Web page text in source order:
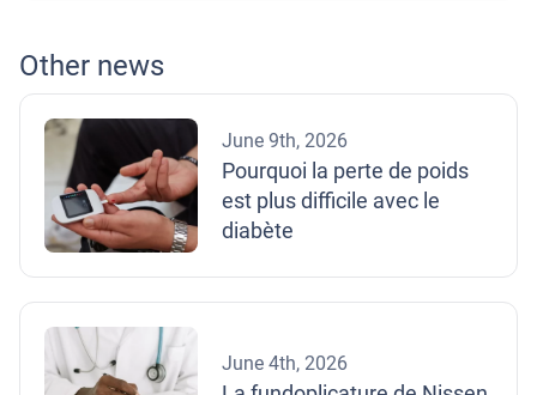
Other news
June 9th, 2026
Pourquoi la perte de poids
est plus difficile avec le
diabète
June 4th, 2026